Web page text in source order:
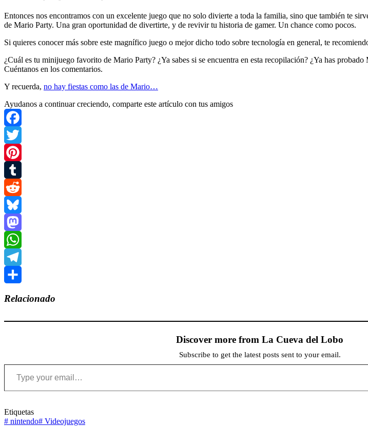
Entonces nos encontramos con un excelente juego que no solo divierte a toda la familia, sino que también te
de Mario Party. Una gran oportunidad de divertirte, y de revivir tu historia de gamer. Un chance como pocos.
Si quieres conocer más sobre este magnífico juego o mejor dicho todo sobre tecnología en general, te
¿Cuál es tu minijuego favorito de Mario Party? ¿Ya sabes si se encuentra en esta recopilación? ¿Ya has
Cuéntanos en los comentarios.
Y recuerda, no hay fiestas como las de Mario…
Ayudanos a continuar creciendo, comparte este artículo con tus amigos
Facebook
Twitter
Pinterest
Tumblr
Reddit
Bluesky
Mastodon
WhatsApp
Telegram
Relacionado
Discover more from La Cueva del Lobo
Subscribe to get the latest posts sent to your email.
Type your email…
Etiquetas
# nintendo# Videojuegos